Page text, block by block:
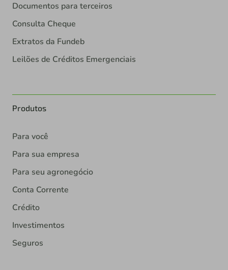
Documentos para terceiros
Consulta Cheque
Extratos da Fundeb
Leilões de Créditos Emergenciais
Produtos
Para você
Para sua empresa
Para seu agronegócio
Conta Corrente
Crédito
Investimentos
Seguros